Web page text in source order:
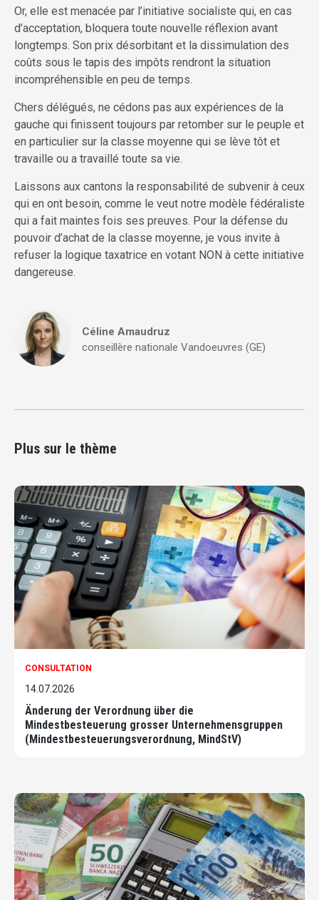
Or, elle est menacée par l’initiative socialiste qui, en cas
d’acceptation, bloquera toute nouvelle réflexion avant
longtemps. Son prix désorbitant et la dissimulation des
coûts sous le tapis des impôts rendront la situation
incompréhensible en peu de temps.
Chers délégués, ne cédons pas aux expériences de la
gauche qui finissent toujours par retomber sur le peuple et
en particulier sur la classe moyenne qui se lève tôt et
travaille ou a travaillé toute sa vie.
Laissons aux cantons la responsabilité de subvenir à ceux
qui en ont besoin, comme le veut notre modèle fédéraliste
qui a fait maintes fois ses preuves. Pour la défense du
pouvoir d’achat de la classe moyenne, je vous invite à
refuser la logique taxatrice en votant NON à cette initiative
dangereuse.
Céline Amaudruz
conseillère nationale Vandoeuvres (GE)
Plus sur le thème
CONSULTATION
14.07.2026
Änderung der Verordnung über die
Mindestbesteuerung grosser Unternehmensgruppen
(Mindestbesteuerungsverordnung, MindStV)